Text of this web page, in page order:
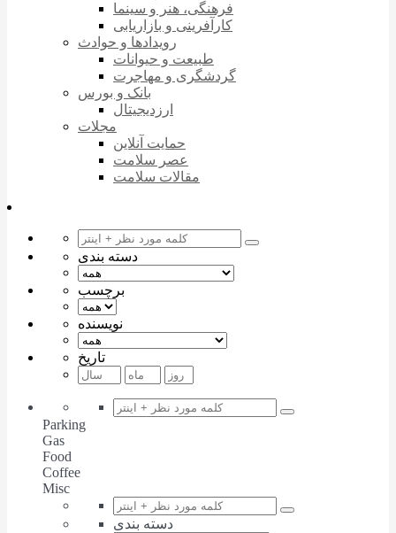
فرهنگی، هنر و سینما
کارآفرینی و بازاریابی
رویدادها و حوادث
طبیعت و حیوانات
گردشگری و مهاجرت
بانک و بورس
ارزدیجیتال
مجلات
حمایت آنلاین
عصر سلامت
مقالات سلامت
دسته بندی
برچسب
نویسنده
تاریخ
Parking
Gas
Food
Coffee
Misc
دسته بندی